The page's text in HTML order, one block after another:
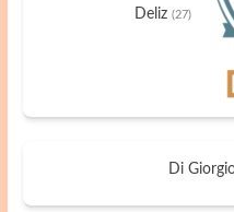
Deliz (27)
Di